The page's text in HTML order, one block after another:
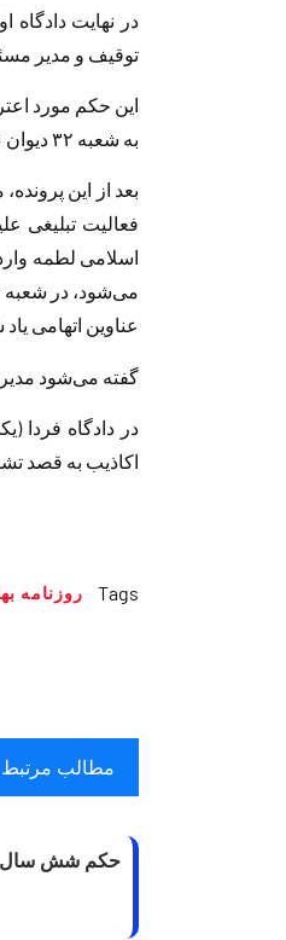
در ‌‌نهایت
توقیف و مدیر مسئول آن به ۹۱ روز حبس تعزیری
این حکم مورد
به شعبه ۳۲ دیوان عالی کشور ارسال شد.
بعد از این
فعالیت تبلیغی
اسلامی لطمه
عناوین اتهامی
گفته می‌شود
اکاذیب به قصد
Tags روزنامه
مطالب مرتبط
حکم شش سال